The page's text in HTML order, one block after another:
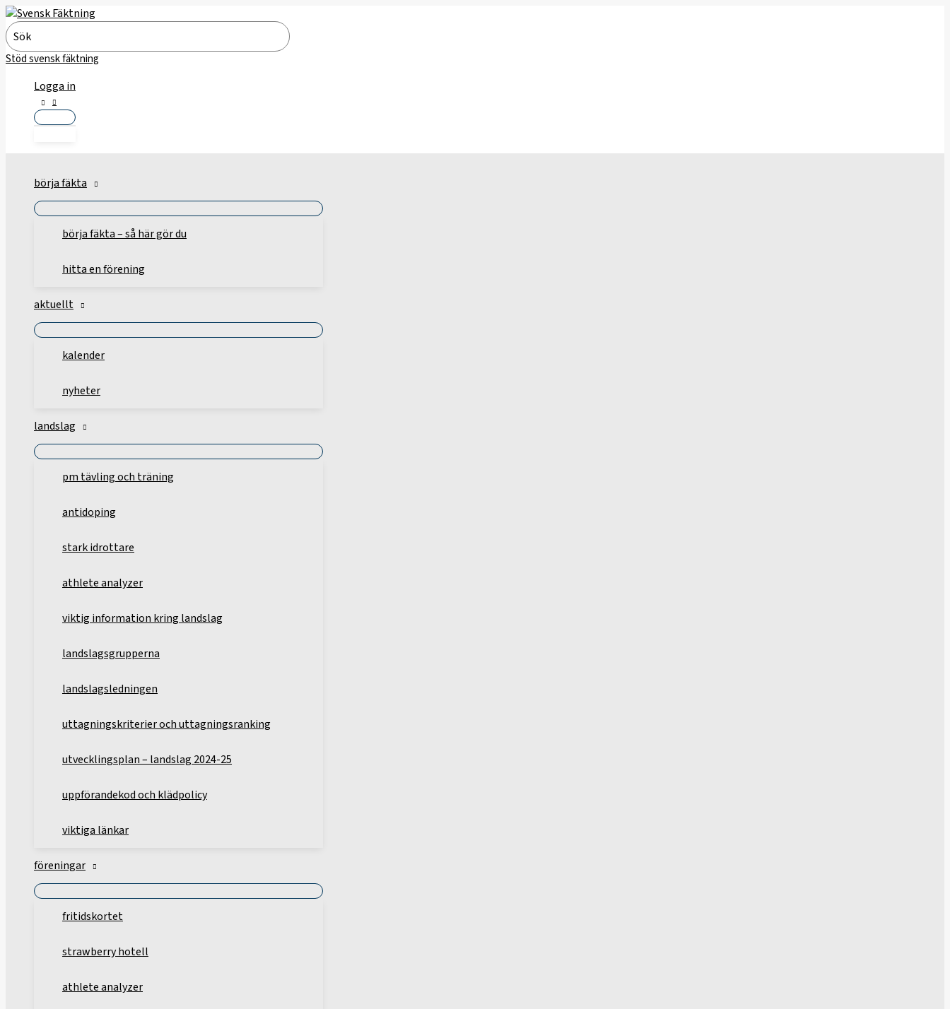
Hoppa
till
innehåll
Search
for:
Stöd svensk fäktning
Logga in
börja fäkta
börja fäkta – så här gör du
hitta en förening
aktuellt
kalender
nyheter
landslag
pm tävling och träning
antidoping
stark idrottare
athlete analyzer
viktig information kring landslag
landslagsgrupperna
landslagsledningen
uttagningskriterier och uttagningsranking
utvecklingsplan – landslag 2024-25
uppförandekod och klädpolicy
viktiga länkar
föreningar
fritidskortet
strawberry hotell
athlete analyzer